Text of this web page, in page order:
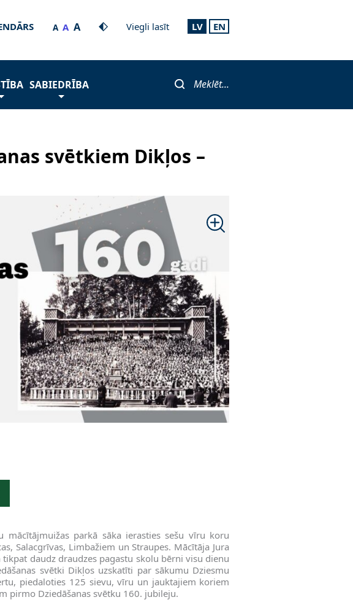
A A A Viegli lasīt LV EN
SABIEDRĪBA Meklēt...
svētkiem Dikļos –
mācītājmuižas parkā sāka ierasties sešu vīru koru
Salacgrīvas, Limbažiem un Straupes. Mācītāja Jura
daudz draudzes pagastu skolu bērni visu dienu
svētki Dikļos uzskatīti par sākumu Dziesmu
piedaloties 125 sievu, vīru un jauktajiem koriem
pirmo Dziedāšanas svētku 160. jubileju.